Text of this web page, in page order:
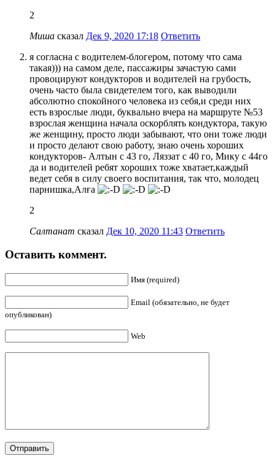
2
Миша сказал Дек 9, 2020 17:18 Ответить
я согласна с водителем-блогером, потому что сама
такая))) на самом деле, пассажиры зачастую сами
провоцируют кондукторов и водителей на грубость,
очень часто была свидетелем того, как выводили
абсолютно спокойного человека из себя,и среди них
есть взрослые люди, буквально вчера на маршруте №53
взрослая женщина начала оскорблять кондуктора, такую
же женщину, просто люди забывают, что они тоже люди
и просто делают свою работу, знаю очень хороших
кондукторов- Алтын с 43 го, Ляззат с 40 го, Мику с 44го
да и водителей ребят хороших тоже хватает,каждый
ведет себя в силу своего воспитания, так что, молодец
парнишка,Алға
2
Салтанат сказал Дек 10, 2020 11:43 Ответить
Оставить коммент.
Имя (required)
Email (обязательно, не будет
опубликован)
Web